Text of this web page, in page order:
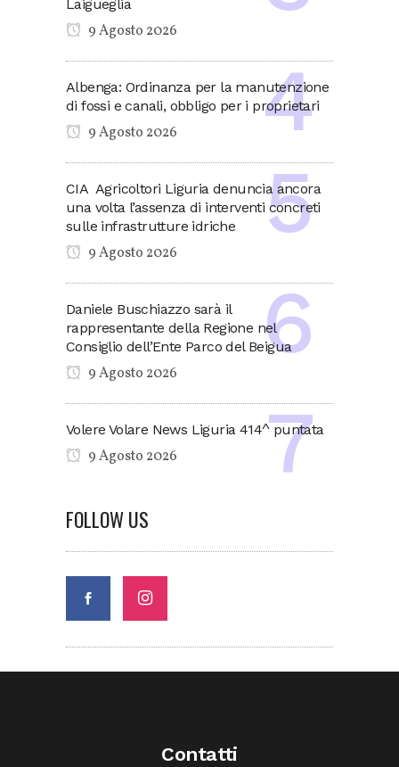
Laigueglia
9 Agosto 2026
Albenga: Ordinanza per la manutenzione
di fossi e canali, obbligo per i proprietari
9 Agosto 2026
CIA Agricoltori Liguria denuncia ancora
una volta l’assenza di interventi concreti
sulle infrastrutture idriche
9 Agosto 2026
Daniele Buschiazzo sarà il
rappresentante della Regione nel
Consiglio dell’Ente Parco del Beigua
9 Agosto 2026
Volere Volare News Liguria 414^ puntata
9 Agosto 2026
FOLLOW US
Contatti